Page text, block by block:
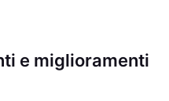
e miglioramenti